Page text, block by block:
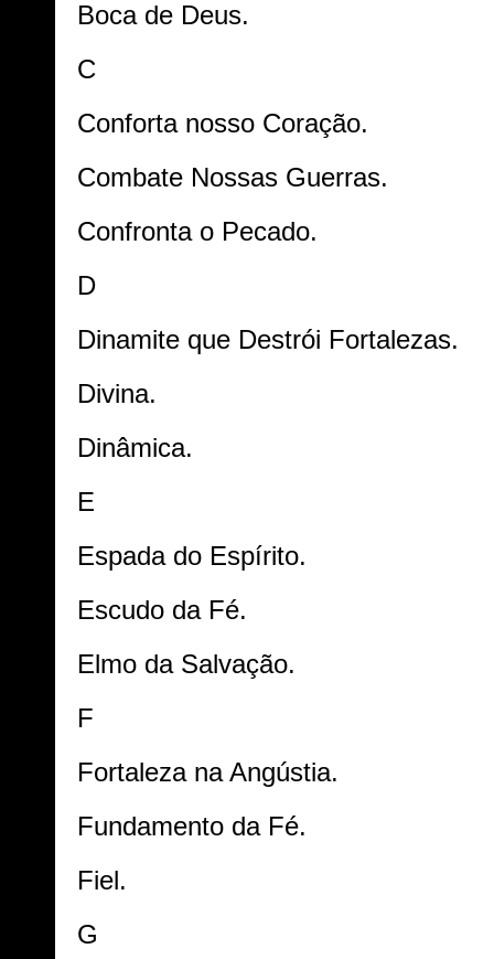
Boca de Deus.
C
Conforta nosso Coração.
Combate Nossas Guerras.
Confronta o Pecado.
D
Dinamite que Destrói Fortalezas.
Divina.
Dinâmica.
E
Espada do Espírito.
Escudo da Fé.
Elmo da Salvação.
F
Fortaleza na Angústia.
Fundamento da Fé.
Fiel.
G